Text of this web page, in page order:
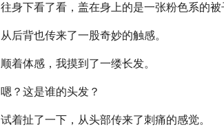
往身下看了看，盖在身上的是一张粉色系的被
从后背也传来了一股奇妙的触感。
顺着体感，我摸到了一缕长发。
嗯？这是谁的头发？
试着扯了一下，从头部传来了刺痛的感觉。